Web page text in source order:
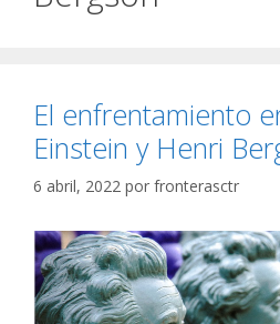
El enfrentamiento
Einstein y Henri
6 abril, 2022 por fronterasctr